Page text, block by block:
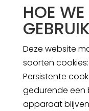
HOE
Deze website
soorten
Persistente
gedurende
apparaat